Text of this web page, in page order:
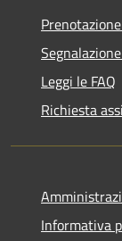
Leggi le FAQ
Richiesta
Informativa